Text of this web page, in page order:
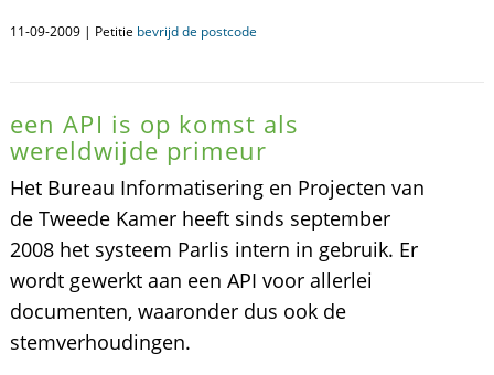
11-09-2009 | Petitie bevrijd de postcode
een API is op komst als
wereldwijde primeur
Het Bureau Informatisering en Projecten van
de Tweede Kamer heeft sinds september
2008 het systeem Parlis intern in gebruik. Er
wordt gewerkt aan een API voor allerlei
documenten, waaronder dus ook de
stemverhoudingen.